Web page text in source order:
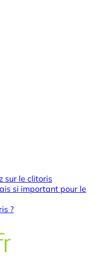
sur le clitoris
si important pour le
?